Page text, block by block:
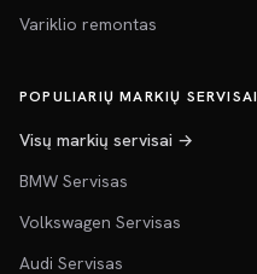
Variklio remontas
POPULIARIŲ MARKIŲ SERVISAI
Visų markių servisai →
BMW Servisas
Volkswagen Servisas
Audi Servisas